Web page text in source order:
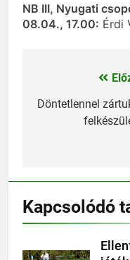
NB III, Nyugati
08.04., 17.00: Érdi
Bejegyzés
navigáció
Döntetlennel
Kapcsolódó